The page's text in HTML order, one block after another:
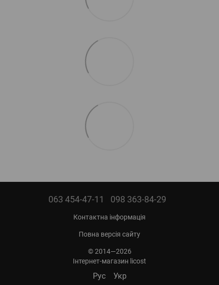
063 454-47-11 098 363-84-29
Контактна інформація
Повна версія сайту
© 2014—2026
Інтернет-магазин licost
Рус Укр